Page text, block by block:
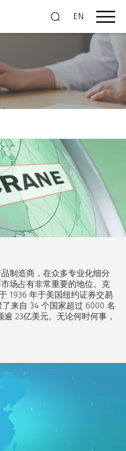
EN
制造商，在众多专业化细分
场占有非常重要的地位。克
1936 年于美国纽约证券交易
来自 34 个国家超过 6000 名
逾 23亿美元。无论何时何事，